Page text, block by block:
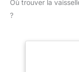
Où trouver la
?